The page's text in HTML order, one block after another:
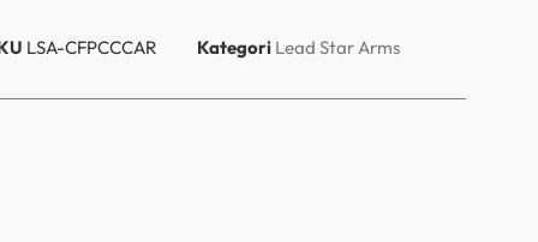
LSA-CFPCCCAR Kategori Lead Star Arms